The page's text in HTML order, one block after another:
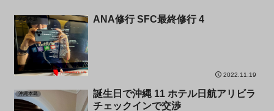
沖縄本島 ANA修行 SFC最終修行 4
2022.11.19
沖縄本島
誕生日で沖縄 11 ホテル日航アリビラ
チェックインで交渉